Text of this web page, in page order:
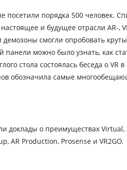
посетили порядка 500 человек.
и будущее отрасли AR-,
демозоны смогли опробовать
панели можно было узнать, как
стола состоялась беседа о VR
обозначила самые
доклады о преимуществах
AR Production, Prosense и VR2GO.